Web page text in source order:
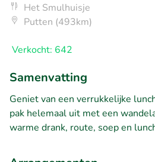
Het Smulhuisje
Putten (493km)
Verkocht: 642
Samenvatting
Geniet van een verrukkelijke
pak helemaal uit met een
warme drank, route, soep en